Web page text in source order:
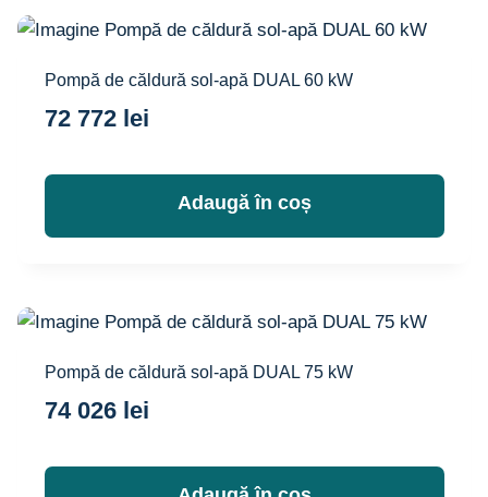
Pompă de căldură sol-apă DUAL 60 kW
72 772 lei
Adaugă în coș
Pompă de căldură sol-apă DUAL 75 kW
74 026 lei